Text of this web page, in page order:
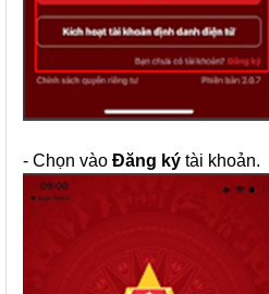
- Chọn vào Đăng ký tài khoản.